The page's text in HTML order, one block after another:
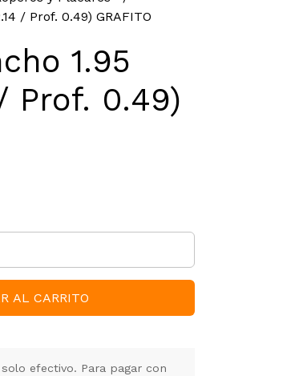
/ Prof. 0.49) GRAFITO
1.95
Prof. 0.49)
AL CARRITO
efectivo. Para pagar con